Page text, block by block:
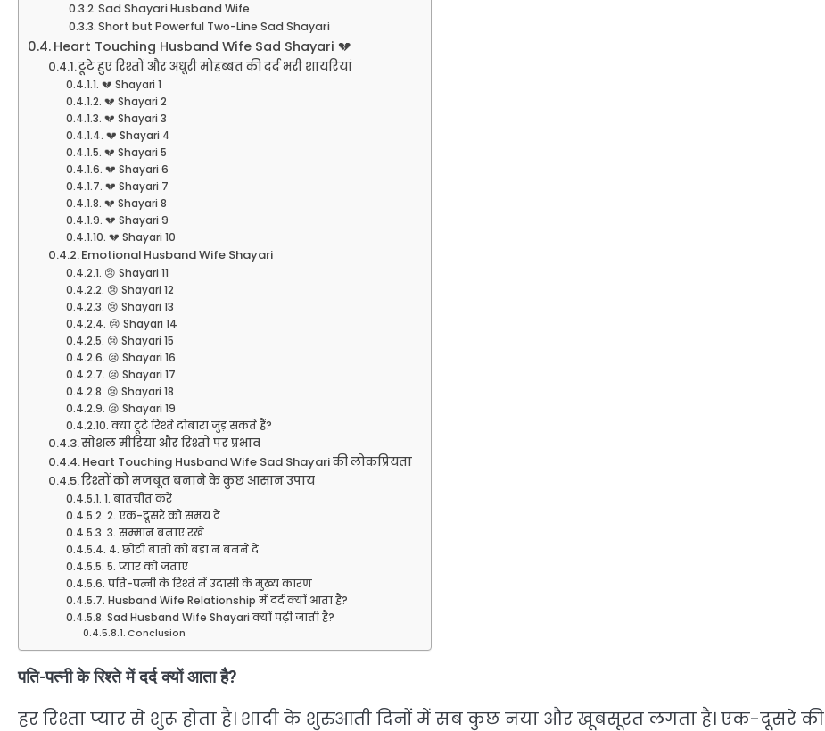
Sad Shayari Husband Wife
Short but Powerful Two-Line Sad Shayari
Heart Touching Husband Wife Sad Shayari 💔
टूटे हुए रिश्तों और अधूरी मोहब्बत की दर्द भरी शायरियां
💔 Shayari 1
💔 Shayari 2
💔 Shayari 3
💔 Shayari 4
💔 Shayari 5
💔 Shayari 6
💔 Shayari 7
💔 Shayari 8
💔 Shayari 9
💔 Shayari 10
Emotional Husband Wife Shayari
😢 Shayari 11
😢 Shayari 12
😢 Shayari 13
😢 Shayari 14
😢 Shayari 15
😢 Shayari 16
😢 Shayari 17
😢 Shayari 18
😢 Shayari 19
क्या टूटे रिश्ते दोबारा जुड़ सकते हैं?
सोशल मीडिया और रिश्तों पर प्रभाव
Heart Touching Husband Wife Sad Shayari की लोकप्रियता
रिश्तों को मजबूत बनाने के कुछ आसान उपाय
1. बातचीत करें
2. एक-दूसरे को समय दें
3. सम्मान बनाए रखें
4. छोटी बातों को बड़ा न बनने दें
5. प्यार को जताएं
पति-पत्नी के रिश्ते में उदासी के मुख्य कारण
Husband Wife Relationship में दर्द क्यों आता है?
Sad Husband Wife Shayari क्यों पढ़ी जाती है?
Conclusion
पति-पत्नी के रिश्ते में दर्द क्यों आता है?
हर रिश्ता प्यार से शुरू होता है। शादी के शुरुआती दिनों में सब कुछ नया और खूबसूरत लगता है। एक-दूसरे की